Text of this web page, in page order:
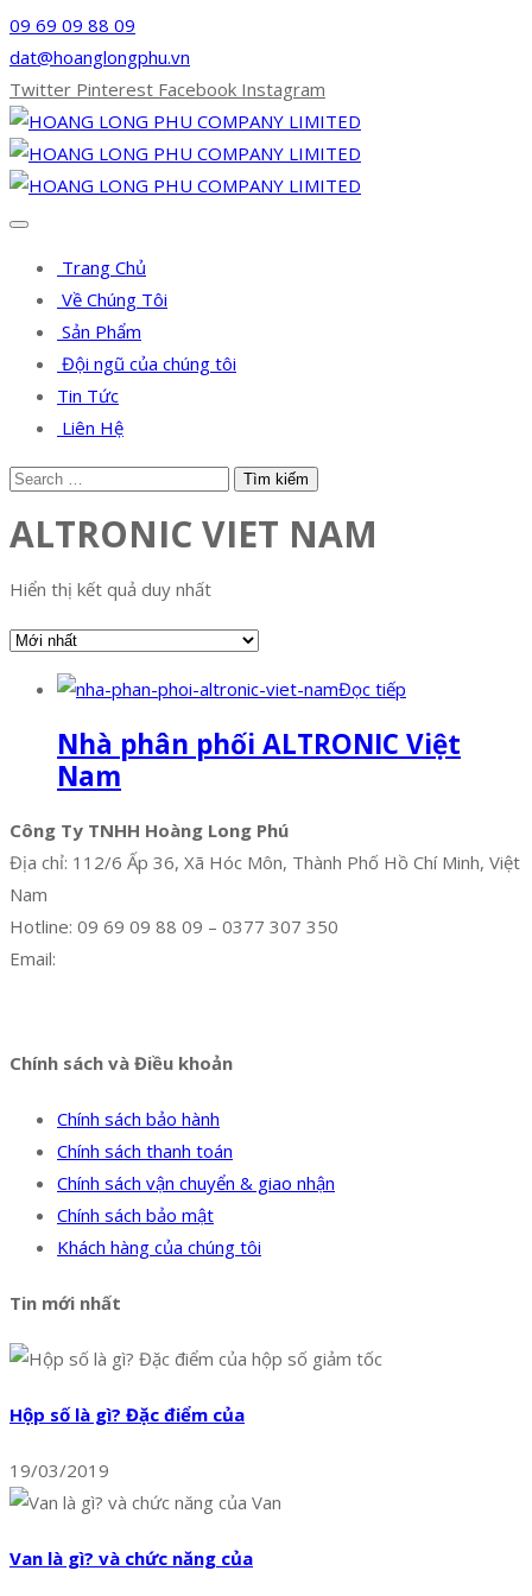
09 69 09 88 09
dat@hoanglongphu.vn
Twitter Pinterest Facebook Instagram
Trang Chủ
Về Chúng Tôi
Sản Phẩm
Đội ngũ của chúng tôi
Tin Tức
Liên Hệ
ALTRONIC VIET NAM
Hiển thị kết quả duy nhất
Đọc tiếp
Nhà phân phối ALTRONIC Việt
Nam
Công Ty TNHH Hoàng Long Phú
Địa chỉ: 112/6 Ấp 36, Xã Hóc Môn, Thành Phố Hồ Chí Minh, Việt
Nam
Hotline: 09 69 09 88 09 – 0377 307 350
Email:
Chính sách và Điều khoản
Chính sách bảo hành
Chính sách thanh toán
Chính sách vận chuyển & giao nhận
Chính sách bảo mật
Khách hàng của chúng tôi
Tin mới nhất
Hộp số là gì? Đặc điểm của
19/03/2019
Van là gì? và chức năng của